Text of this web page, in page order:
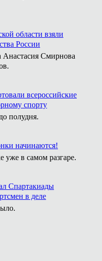
области взяли
России
Анастасия Смирнова
всероссийские
спорту
полудня.
начинаются!
в самом разгаре.
Спартакиады
в деле